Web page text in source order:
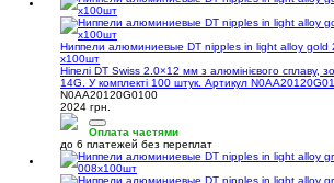
Ниппели алюминиевые DT nipples in light alloy gold
х100шт
Ніпелі DT Swiss 2.0×12 мм з алюмінієвого сплаву,
14G. У комплекті 100 штук. Артикул
N0AA20120G0100
2024 грн.
Оплата частями
до 6 платежей без переплат